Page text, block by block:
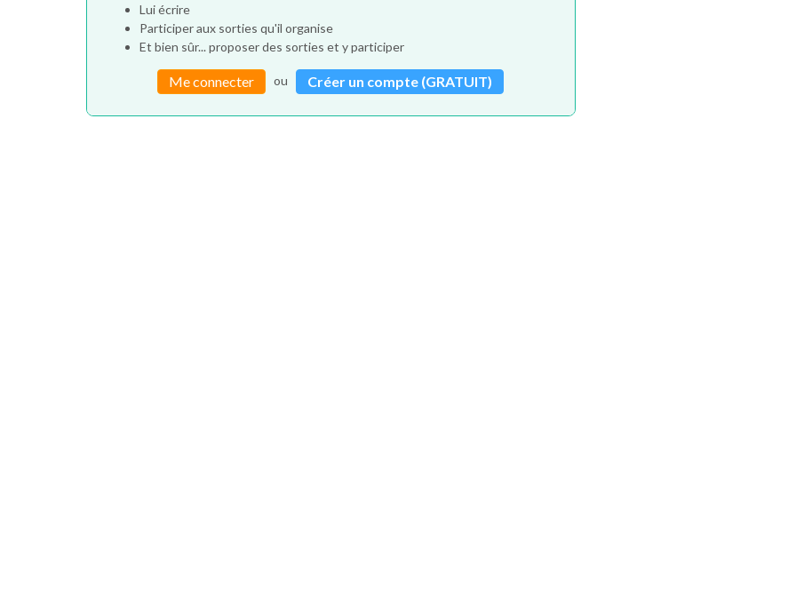
Lui écrire
Participer aux sorties qu'il organise
Et bien sûr... proposer des sorties et y participer
Me connecter ou Créer un compte (GRATUIT)